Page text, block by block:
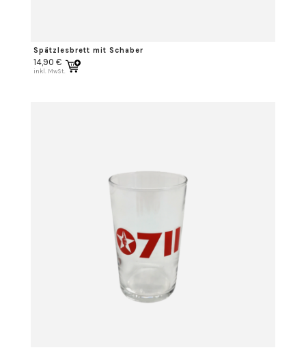
Spätzlesbrett mit Schaber
14,90 €
inkl. MwSt.